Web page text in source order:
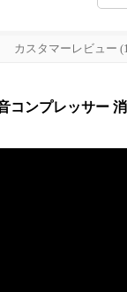
カスタマーレビュー
コンプレッサー